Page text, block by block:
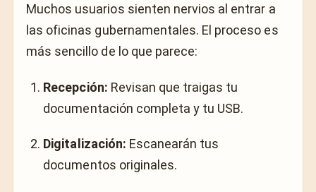
Muchos usuarios sienten nervios al entrar a
las oficinas gubernamentales. El proceso es
más sencillo de lo que parece:
Recepción: Revisan que traigas tu
documentación completa y tu USB.
Digitalización: Escanearán tus
documentos originales.